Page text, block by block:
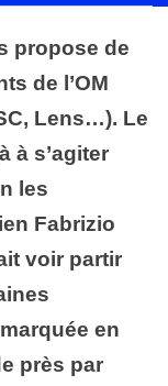
propose de
de l’OM
Lens…). Le
à s’agiter
les
Fabrizio
voir partir
en
près par